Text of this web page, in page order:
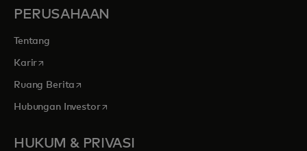
PERUSAHAAN
Tentang
Kariropens in a new tab
Ruang Berita opens in a new tab
Hubungan Investoropens in a new tab
HUKUM & PRIVASI